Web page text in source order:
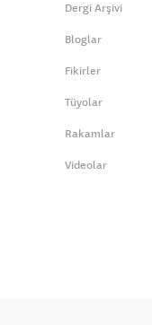
Dergi Arşivi
Bloglar
Fikirler
Tüyolar
Rakamlar
Videolar